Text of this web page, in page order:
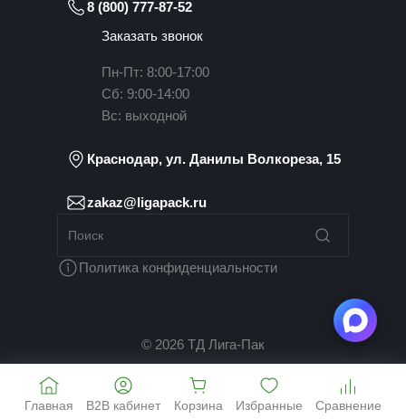
8 (800) 777-87-52
Заказать звонок
Пн-Пт: 8:00-17:00
Сб: 9:00-14:00
Вс: выходной
Краснодар, ул. Данилы Волкореза, 15
zakaz@ligapack.ru
Политика конфиденциальности
© 2026 ТД Лига-Пак
Главная B2B кабинет Корзина Избранные Сравнение